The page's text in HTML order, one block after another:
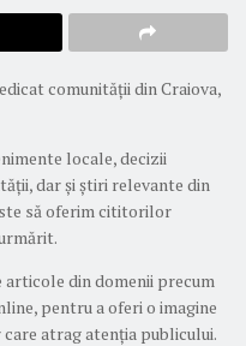
comunității din Craiova,
locale, decizii
dar și știri relevante din
să oferim cititorilor
din domenii precum
pentru a oferi o imagine
atrag atenția publicului.